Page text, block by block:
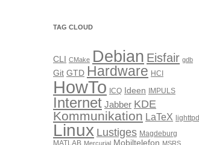
TAG CLOUD
CLI CMake Debian Eisfair gdb
Git GTD Hardware HCI
HowTo ICQ Ideen IMPULS
Internet Jabber KDE
Kommunikation LaTeX lighttpd
Linux Lustiges Magdeburg
MATLAB Mercurial Mobiltelefon MSRS